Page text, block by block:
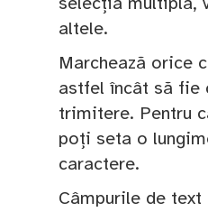
selecția multiplă,
altele.
Marchează orice
astfel încât să fie
trimitere. Pentru
poți seta o
caractere.
Câmpurile de